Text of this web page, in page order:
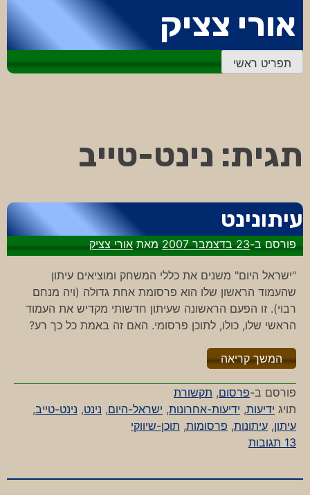
לתוכן
אורי צציק
תפריט ראשי
תגית: נינט-טייב
עיתונינט
פורסם ב-23 בדצמבר 2007 מאתאורי צציק
"ישראל היום" משנים את כללי המשחק ומוציאים עיתון
שהעמוד הראשון שלו הוא פרסומת אחת גדולה (ויה מנחם
רבוי). זו הפעם הראשונה שעיתון חדשותי מקדיש את העמוד
הראשי שלו, כולו, לתוכן פרסומי. האם זה באמת כל כך רע?
המשך קריאה"%s"
פורסם ב-פרסום, תקשורת
תויג ידיעות, ידיעות-אחרונות, ישראל-היום, נינט, נינט-טייב,
עיתון, עיתונות, פרסומות, תוכן-שיווקי
13 תגובות
על